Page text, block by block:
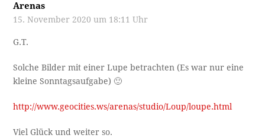
Arenas
15. November 2020 um 18:11 Uhr
G.T.
Solche Bilder mit einer Lupe betrachten (Es war nur eine
kleine Sonntagsaufgabe) 🙂
http://www.geocities.ws/arenas/studio/Loup/loupe.html
Viel Glück und weiter so.